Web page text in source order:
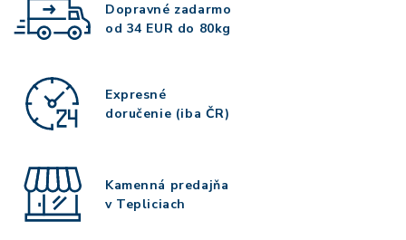
Dopravné zadarmo
od 34 EUR do 80kg
Expresné
doručenie (iba ČR)
Kamenná predajňa
v Tepliciach